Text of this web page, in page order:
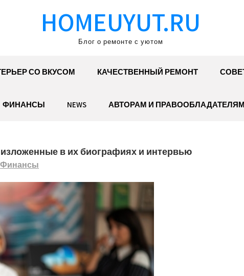
HOMEUYUT.RU
Блог о ремонте с уютом
СО ВКУСОМ КАЧЕСТВЕННЫЙ РЕМОНТ
ФИНАНСЫ NEWS АВТОРАМ И ПРАВООБЛАДАТЕЛЯМ
в их биографиях и интервью
Финансы